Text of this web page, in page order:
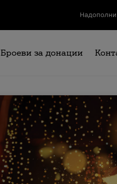
Броеви за донации